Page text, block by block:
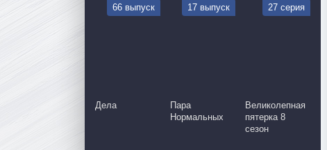
66 выпуск
Дела
17 выпуск
Пара
Нормальных
27 серия
Великолепная
пятерка 8
сезон